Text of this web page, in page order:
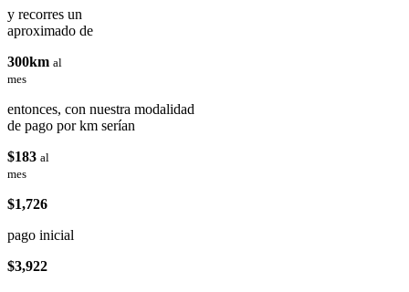
y recorres un
aproximado de
300km al
mes
entonces, con nuestra modalidad
de pago por km serían
$183 al
mes
$1,726
pago inicial
$3,922